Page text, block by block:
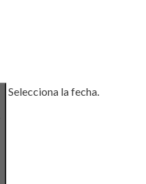
Selecciona la fecha.